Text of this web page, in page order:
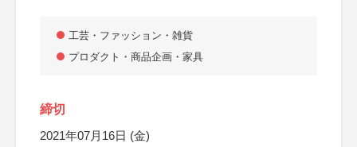
工芸・ファッション・雑貨
プロダクト・商品企画・家具
締切
2021年07月16日 (金)